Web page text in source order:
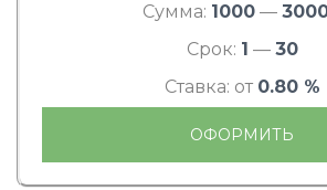
Сумма: 1000 —
Срок: 1 — 30
Ставка: от 0.80 %
ОФОРМИТЬ